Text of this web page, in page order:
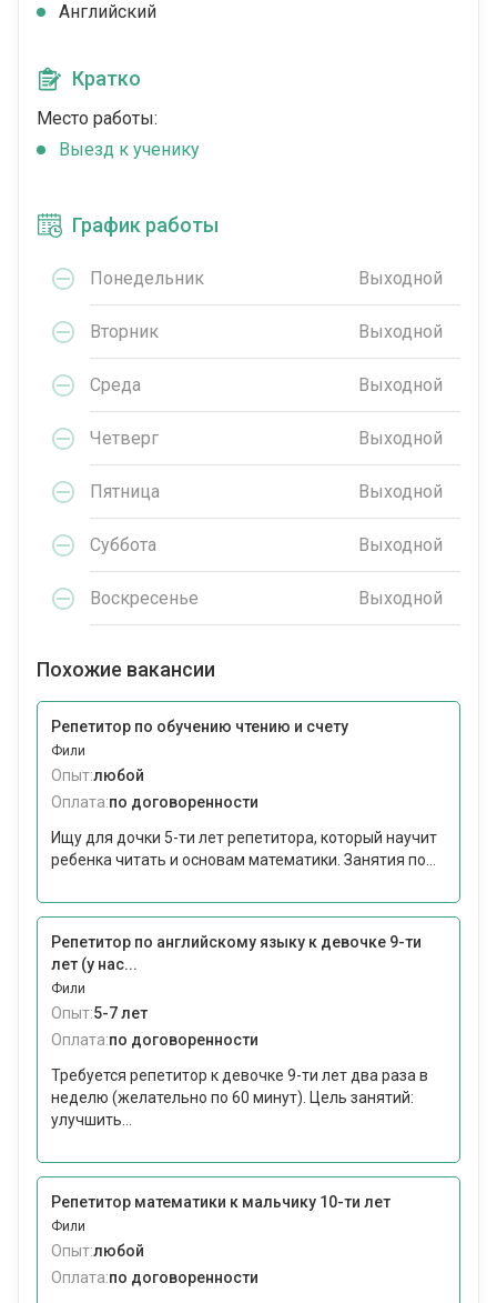
Английский
Кратко
Место работы:
Выезд к ученику
График работы
Понедельник Выходной
Вторник Выходной
Среда Выходной
Четверг Выходной
Пятница Выходной
Суббота Выходной
Воскресенье Выходной
Похожие вакансии
Репетитор по обучению чтению и счету
Фили
Опыт:любой
Оплата:по договоренности
Ищу для дочки 5-ти лет репетитора, который научит
ребенка читать и основам математики. Занятия по...
Репетитор по английскому языку к девочке 9-ти
лет (у нас...
Фили
Опыт:5-7 лет
Оплата:по договоренности
Требуется репетитор к девочке 9-ти лет два раза в
неделю (желательно по 60 минут). Цель занятий:
улучшить...
Репетитор математики к мальчику 10-ти лет
Фили
Опыт:любой
Оплата:по договоренности